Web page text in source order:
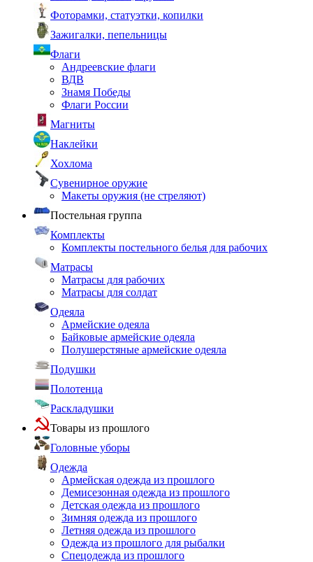
Фоторамки, статуэтки, копилки
Зажигалки, пепельницы
Флаги
Андреевские флаги
ВДВ
Знамя Победы
Флаги России
Магниты
Наклейки
Хохлома
Сувенирное оружие
Макеты оружия (не стреляют)
Постельная группа
Комплекты
Комплекты постельного белья для рабочих
Матрасы
Матрасы для рабочих
Матрасы для солдат
Одеяла
Армейские одеяла
Байковые армейские одеяла
Полушерстяные армейские одеяла
Подушки
Полотенца
Раскладушки
Товары из прошлого
Головные уборы
Одежда
Армейская одежда из прошлого
Демисезонная одежда из прошлого
Детская одежда из прошлого
Зимняя одежда из прошлого
Летняя одежда из прошлого
Одежда из прошлого для рыбалки
Спецодежда из прошлого